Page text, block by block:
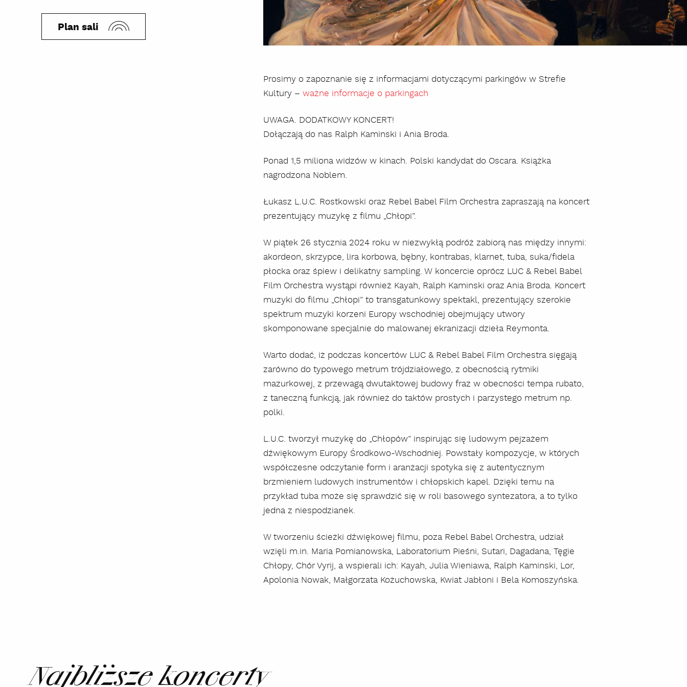
Plan sali
Prosimy o zapoznanie się z informacjami dotyczącymi parkingów w Strefie
Kultury –ważne informacje o parkingach
UWAGA. DODATKOWY KONCERT!
Dołączają do nas Ralph Kaminski i Ania Broda.
Ponad 1,5 miliona widzów w kinach. Polski kandydat do Oscara. Książka
nagrodzona Noblem.
Łukasz L.U.C. Rostkowski oraz Rebel Babel Film Orchestra zapraszają na koncert
prezentujący muzykę z filmu „Chłopi”.
W piątek 26 stycznia 2024 roku w niezwykłą podróż zabiorą nas między innymi:
akordeon, skrzypce, lira korbowa, bębny, kontrabas, klarnet, tuba, suka/fidela
płocka oraz śpiew i delikatny sampling. W koncercie oprócz LUC & Rebel Babel
Film Orchestra wystąpi również Kayah, Ralph Kaminski oraz Ania Broda. Koncert
muzyki do filmu „Chłopi” to transgatunkowy spektakl, prezentujący szerokie
spektrum muzyki korzeni Europy wschodniej obejmujący utwory
skomponowane specjalnie do malowanej ekranizacji dzieła Reymonta.
Warto dodać, iż podczas koncertów LUC & Rebel Babel Film Orchestra sięgają
zarówno do typowego metrum trójdziałowego, z obecnością rytmiki
mazurkowej, z przewagą dwutaktowej budowy fraz w obecności tempa rubato,
z taneczną funkcją, jak również do taktów prostych i parzystego metrum np.
polki.
L.U.C. tworzył muzykę do „Chłopów” inspirując się ludowym pejzażem
dźwiękowym Europy Środkowo-Wschodniej. Powstały kompozycje, w których
współczesne odczytanie form i aranżacji spotyka się z autentycznym
brzmieniem ludowych instrumentów i chłopskich kapel. Dzięki temu na
przykład tuba może się sprawdzić się w roli basowego syntezatora, a to tylko
jedna z niespodzianek.
W tworzeniu ścieżki dźwiękowej filmu, poza Rebel Babel Orchestra, udział
wzięli m.in. Maria Pomianowska, Laboratorium Pieśni, Sutari, Dagadana, Tęgie
Chłopy, Chór Vyrij, a wspierali ich: Kayah, Julia Wieniawa, Ralph Kaminski, Lor,
Apolonia Nowak, Małgorzata Kożuchowska, Kwiat Jabłoni i Bela Komoszyńska.
Najbliższe koncerty